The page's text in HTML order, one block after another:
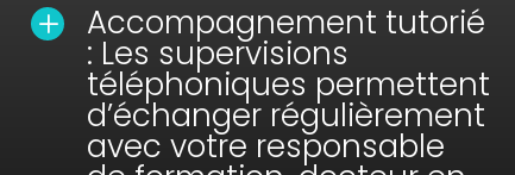
L Accompagnement tutorié
: Les supervisions
téléphoniques permettent
d’échanger régulièrement
avec votre responsable